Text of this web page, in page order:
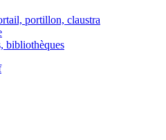
portillon, claustra
bibliothèques